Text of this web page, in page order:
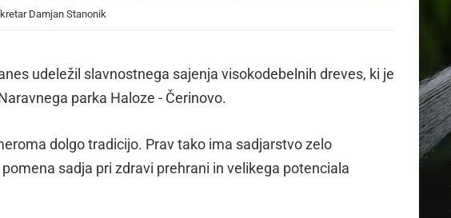
Damjan Stanonik
udeležil slavnostnega sajenja visokodebelnih dreves, ki je
parka Haloze - Čerinovo.
dolgo tradicijo. Prav tako ima sadjarstvo zelo
sadja pri zdravi prehrani in velikega potenciala